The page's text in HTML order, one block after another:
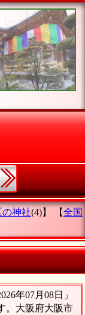
の神社(4)】 【全国
年07月08日」
。大阪府大阪市